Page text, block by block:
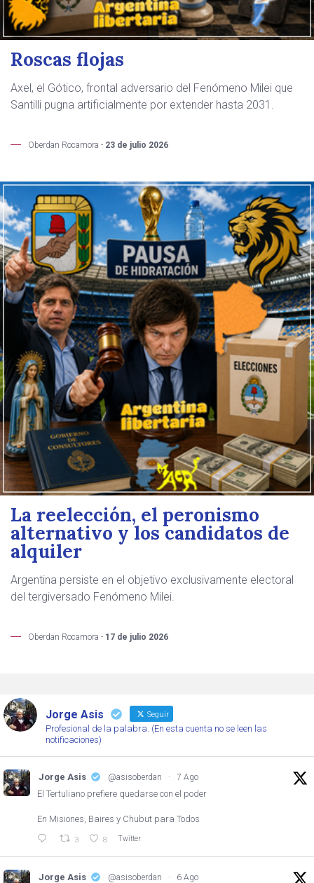
Roscas flojas
Axel, el Gótico, frontal adversario del Fenómeno Milei que
Santilli pugna artificialmente por extender hasta 2031.
Oberdan Rocamora - 23 de julio 2026
La reelección, el peronismo
alternativo y los candidatos de
alquiler
Argentina persiste en el objetivo exclusivamente electoral
del tergiversado Fenómeno Milei.
Oberdan Rocamora - 17 de julio 2026
Jorge Asis Seguir
Profesional de la palabra. (En esta cuenta no se leen las
notificaciones)
Jorge Asis @asisoberdan · 7 Ago
El Tertuliano prefiere quedarse con el poder
En Misiones, Baires y Chubut para Todos
3 8 Twitter
Jorge Asis @asisoberdan · 6 Ago